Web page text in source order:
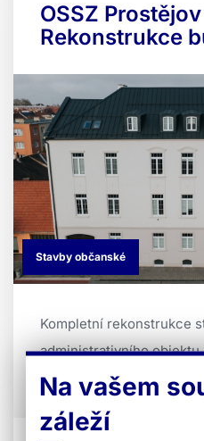
Na vašem
záleží
OSSZ
Rekonstrukce
Stavby občanské
Kompletní rekonstrukce
administrativního objektu
a jeho zateplení. Ve